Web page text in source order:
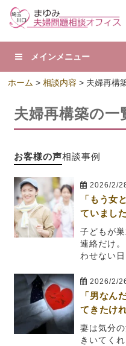
メインメニュー
ホーム >相談内容 > 夫婦再構
夫婦再構築の一
お客様の声相談事例
2026/2/
「もう女
ていました
子どもが
連絡だけ
わせない
2026/2/
「男なん
てきたけ
妻は気分
きいてく